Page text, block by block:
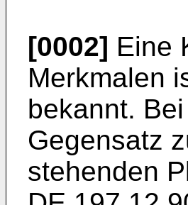
[0002] Eine
Merkmalen
bekannt.
Gegensatz
stehenden